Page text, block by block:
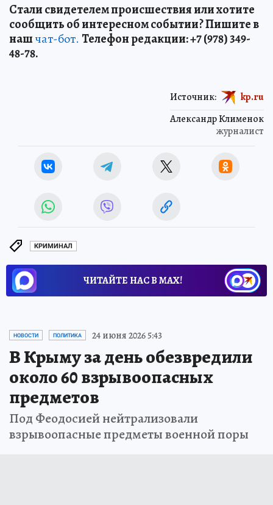
Стали свидетелем происшествия или хотите
сообщить об интересном событии? Пишите в
нашчат-бот. Телефон редакции: +7 (978) 349-
48-78.
Александр Клименок
журналист
Источник: kp.ru
КРИМИНАЛ
ЧИТАЙТЕ НАС В МАХ!
НОВОСТИ ПОЛИТИКА 24 июня 2026 5:43
В Крыму за день обезвредили
около 60 взрывоопасных
предметов
Под Феодосией нейтрализовали
взрывоопасные предметы военной поры